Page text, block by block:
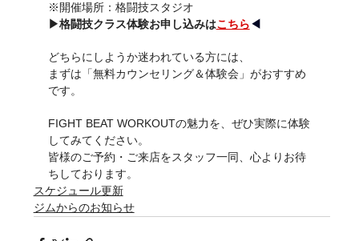
※開催場所：格闘技スタジオ
▶︎格闘技クラス体験お申し込みはこちら◀︎
どちらにしようか迷われている方には、
まずは「無料カウンセリング＆体験会」がおすすめ
です。
FIGHT BEAT WORKOUTの魅力を、ぜひ実際に体験
してみてください。
皆様のご予約・ご来店をスタッフ一同、心よりお待
ちしております。
スケジュール更新
ジムからのお知らせ